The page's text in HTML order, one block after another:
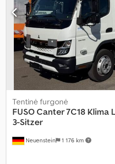
Neuenstein 1 176 km
Tentinė furgonė
FUSOCanter 7C18 Klima
3-Sitzer